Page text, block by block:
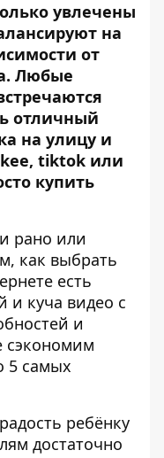
увлечены
на
от
Любые
отличный
на улицу и
tiktok или
купить
рано или
как выбрать
есть
и куча видео с
и
сэкономим
5 самых
ребёнку
достаточно